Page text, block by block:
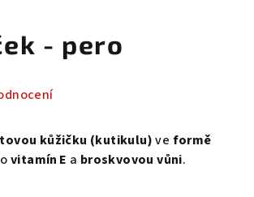
- pero
kůžičku (kutikulu)ve formě
vitamín E a broskvovou vůni.